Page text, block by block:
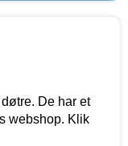
De har et
webshop. Klik